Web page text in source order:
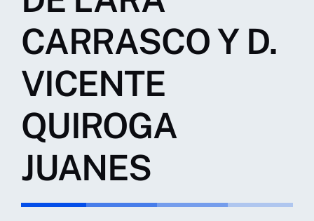
CARRASCO Y D.
VICENTE
QUIROGA
JUANES